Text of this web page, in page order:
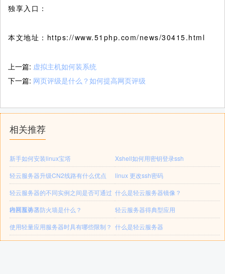
独享入口：
本文地址：https://www.51php.com/news/30415.html
上一篇: 虚拟主机如何装系统
下一篇: 网页评级是什么？如何提高网页评级
相关推荐
新手如何安装linux宝塔
Xshell如何用密钥登录ssh
轻云服务器升级CN2线路有什么优点
linux 更改ssh密码
轻云服务器的不同实例之间是否可通过
内网互访？
什么是轻云服务器镜像？
轻云服务器防火墙是什么？
轻云服务器得典型应用
使用轻量应用服务器时具有哪些限制？ 什么是轻云服务器